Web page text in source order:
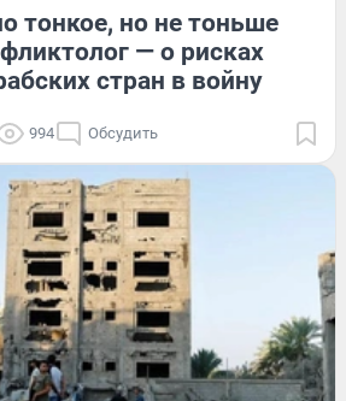
тонкое, но не тоньше
— о рисках
стран в войну
994 Обсудить